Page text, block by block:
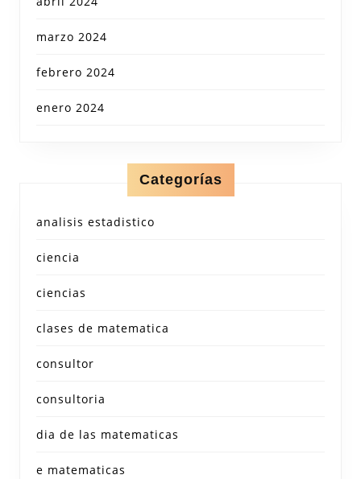
marzo 2024
febrero 2024
enero 2024
Categorías
analisis estadistico
ciencia
ciencias
clases de matematica
consultor
consultoria
dia de las matematicas
e matematicas